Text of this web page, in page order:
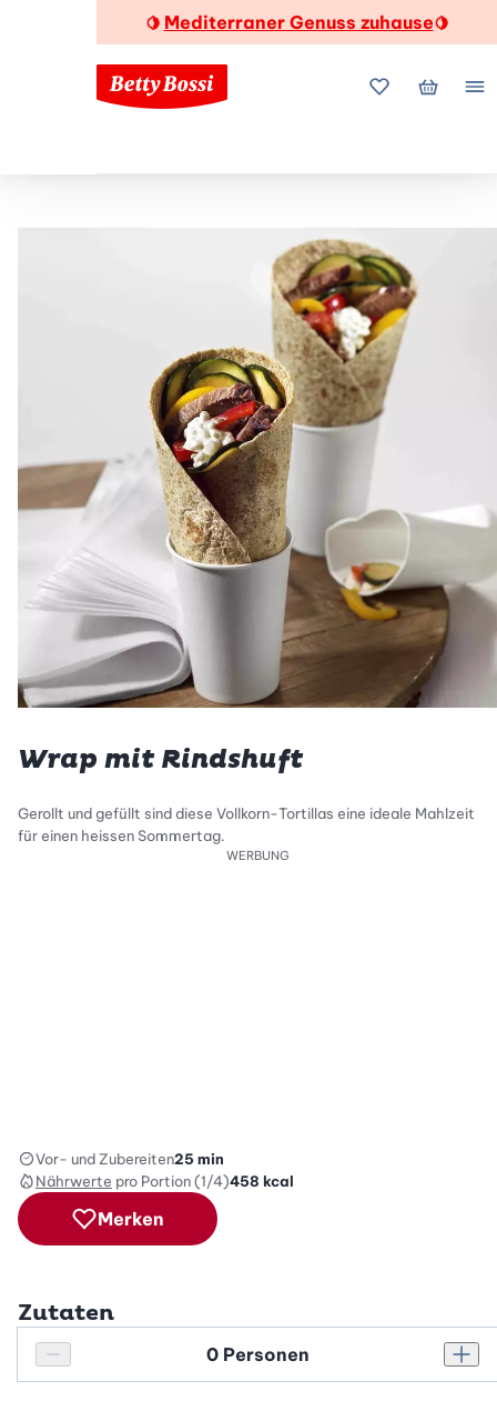
🍋 Mediterraner Genuss zuhause🍋
MeineMein
Wrap mit Rindshuft
Gerollt und gefüllt sind diese Vollkorn-Tortillas eine ideale Mahlzeit
für einen heissen Sommertag.
WERBUNG
Vor- und Zubereiten25 min
Nährwerte pro Portion (1/4)458 kcal
Merken
Zutaten
Personenanzahl verringern
Personenanzahl